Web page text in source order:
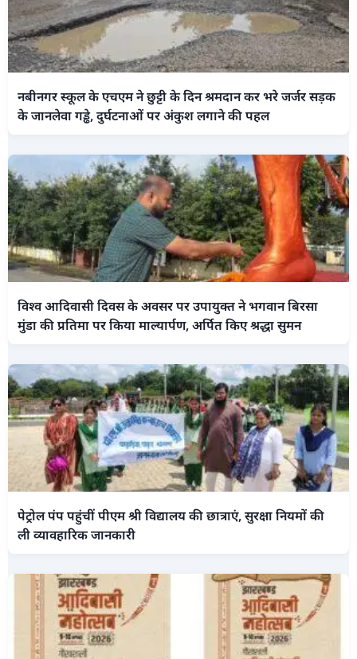
नबीनगर स्कूल के एचएम ने छुट्टी के दिन श्रमदान कर भरे जर्जर सड़क
के जानलेवा गड्ढे, दुर्घटनाओं पर अंकुश लगाने की पहल
विश्व आदिवासी दिवस के अवसर पर उपायुक्त ने भगवान बिरसा
मुंडा की प्रतिमा पर किया माल्यार्पण, अर्पित किए श्रद्धा सुमन
पेट्रोल पंप पहुंचीं पीएम श्री विद्यालय की छात्राएं, सुरक्षा नियमों की
ली व्यावहारिक जानकारी